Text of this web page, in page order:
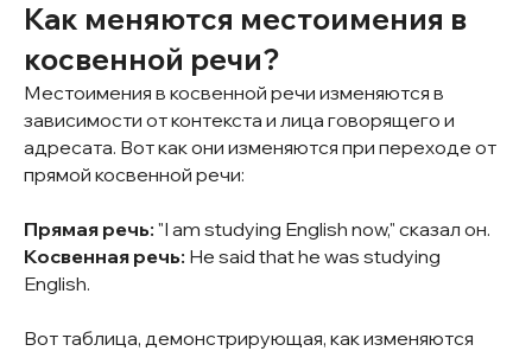
Как меняются местоимения в
косвенной речи?
Местоимения в косвенной речи изменяются в
зависимости от контекста и лица говорящего и
адресата. Вот как они изменяются при переходе от
прямой косвенной речи:
Прямая речь: "I am studying English now," сказал он.
Косвенная речь: He said that he was studying
English.
Вот таблица, демонстрирующая, как изменяются